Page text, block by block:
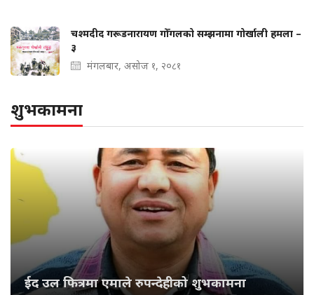
चश्मदीद गरूडनारायण गोँगलको सम्झनामा गोर्खाली हमला –
३
मंगलबार, असोज १, २०८१
शुभकामना
ईद उल फित्रमा एमाले रुपन्देहीको शुभकामना